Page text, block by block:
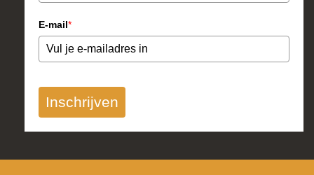
E-mail*
Inschrijven